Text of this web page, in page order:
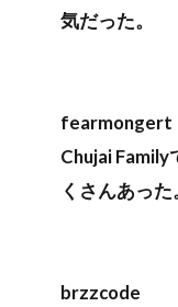
気だった。
fearmongert
Chujai
くさんあった
brzzcode